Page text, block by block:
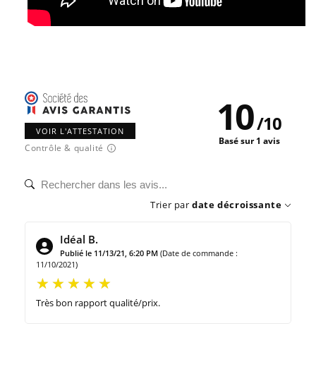
VOIR L'ATTESTATION
Contrôle & qualité
10/10
Basé sur 1 avis
Trier par date décroissante
Idéal B.
Publié le 11/13/21, 6:20 PM (Date de commande :
11/10/2021)
Très bon rapport qualité/prix.